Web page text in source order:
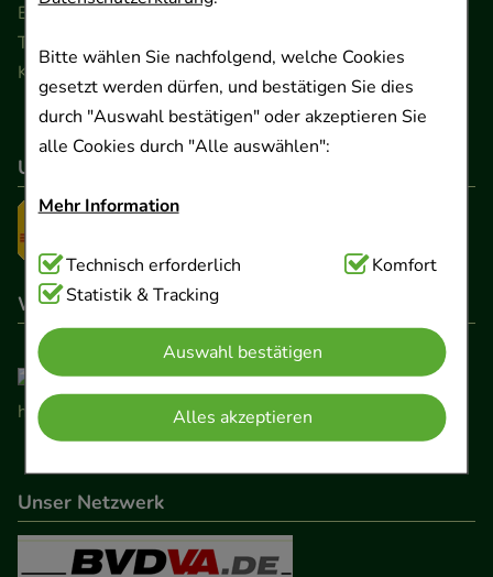
Bitte wählen Sie nachfolgend, welche Cookies
gesetzt werden dürfen, und bestätigen Sie dies
durch "Auswahl bestätigen" oder akzeptieren Sie
alle Cookies durch "Alle auswählen":
Mehr Information
Technisch Notwendig:Hierbei handelt es sich um
Cookies, die für die Grundfunktionen unserer
Website notwendig sind (z.B. Navigation,
Warenkorb, Kundenkonto), weshalb auf diese nicht
verzichtet werden kann.
Komfort:Diese Cookies werden genutzt um das
Einkaufserlebnis noch ansprechender zu gestalten,
beispielsweise für die Wiedererkennung des
Besuchers oder unsere Seite an bevorzugte
Verhaltensweisen (z.B. Spracheinstellung)
Technisch erforderlich
Komfort
Statistik & Tracking
Auswahl bestätigen
Alles akzeptieren
Ernst-August-Platz 2 · 30159 Hannover
Telefon 0511 89 71 80 0 · Fax 0511 89 71 80 11
Kontaktformular
Unser Versanddienstleister
Wir sind hier gelistet
Unser Netzwerk